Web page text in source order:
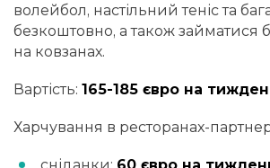
волейбол, настільний теніс та
безкоштовно, а також займатися
на ковзанах.
Вартість: 165-185 євро на
Харчування в ресторанах-